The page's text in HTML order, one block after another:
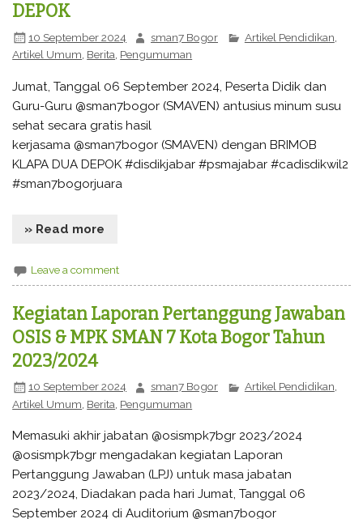
DEPOK
10 September 2024 sman7 Bogor Artikel Pendidikan
Artikel Umum Berita Pengumuman
Jumat, Tanggal 06 September 2024, Peserta Didik dan
Guru-Guru @sman7bogor (SMAVEN) antusius minum susu
sehat secara gratis hasil
kerjasama @sman7bogor (SMAVEN) dengan BRIMOB
KLAPA DUA DEPOK #disdikjabar #psmajabar #cadisdikwil2
#sman7bogorjuara
» Read more
Leave a comment
Kegiatan Laporan Pertanggung Jawaban
OSIS & MPK SMAN 7 Kota Bogor Tahun
2023/2024
10 September 2024 sman7 Bogor Artikel Pendidikan,
Artikel Umum Berita Pengumuman
Memasuki akhir jabatan @osismpk7bgr 2023/2024
@osismpk7bgr mengadakan kegiatan Laporan
Pertanggung Jawaban (LPJ) untuk masa jabatan
2023/2024, Diadakan pada hari Jumat, Tanggal 06
September 2024 di Auditorium @sman7bogor